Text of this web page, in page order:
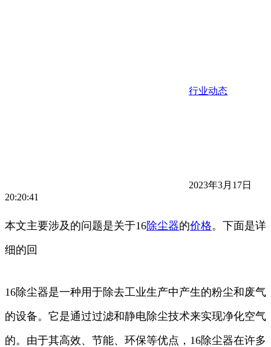
行业动态
2023年3月17日
20:20:41
本文主要涉及的问题是关于16除尘器的价格。下面是详
细的回
16除尘器是一种用于除去工业生产中产生的粉尘和废气
的设备。它是通过过滤和静电除尘技术来实现净化空气
的。由于其高效、节能、环保等优点，16除尘器在许多